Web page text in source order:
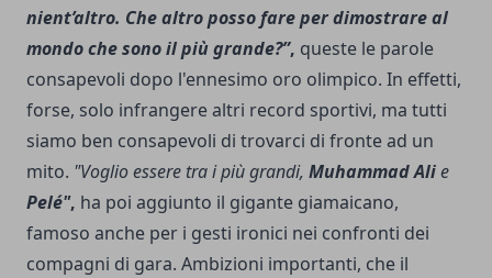
nient’altro. Che altro posso fare per dimostrare al
mondo che sono il più grande?”, queste le parole
consapevoli dopo l'ennesimo oro olimpico. In effetti,
forse, solo infrangere altri record sportivi, ma tutti
siamo ben consapevoli di trovarci di fronte ad un
mito. "Voglio essere tra i più grandi, Muhammad Alie
Pelé", ha poi aggiunto il gigante giamaicano,
famoso anche per i gesti ironici nei confronti dei
compagni di gara. Ambizioni importanti, che il